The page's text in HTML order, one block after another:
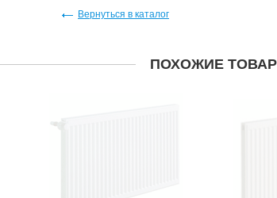
Вернуться в каталог
ПОХОЖИЕ